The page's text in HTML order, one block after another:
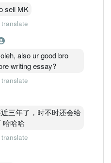
sell MK
translate
also ur good bro
writing essay?
translate
三年了，时不时还会给
哈哈哈
translate